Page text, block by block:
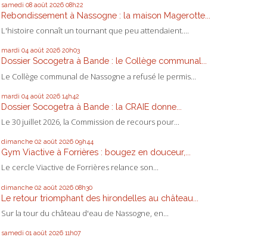
samedi 08 août 2026 08h22
Rebondissement à Nassogne : la maison Magerotte...
L'histoire connaît un tournant que peu attendaient....
mardi 04 août 2026 20h03
Dossier Socogetra à Bande : le Collège communal...
Le Collège communal de Nassogne a refusé le permis...
mardi 04 août 2026 14h42
Dossier Socogetra à Bande : la CRAIE donne...
Le 30 juillet 2026, la Commission de recours pour...
dimanche 02 août 2026 09h44
Gym Viactive à Forrières : bougez en douceur,...
Le cercle Viactive de Forrières relance son...
dimanche 02 août 2026 08h30
Le retour triomphant des hirondelles au château...
Sur la tour du château d'eau de Nassogne, en...
samedi 01 août 2026 11h07